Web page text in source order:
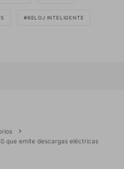
RELOJ INTELIGENTE
que emite descargas eléctricas